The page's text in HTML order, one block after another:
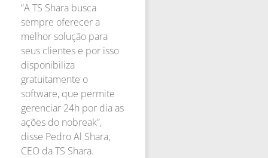
“A TS Shara busca
sempre oferecer a
melhor solução para
seus clientes e por isso
disponibiliza
gratuitamente o
software, que permite
gerenciar 24h por dia as
ações do nobreak”,
disse Pedro Al Shara,
CEO da TS Shara.